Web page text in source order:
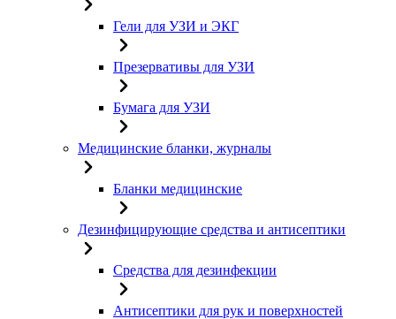
Гели для УЗИ и ЭКГ
Презервативы для УЗИ
Бумага для УЗИ
Медицинские бланки, журналы
Бланки медицинские
Дезинфицирующие средства и антисептики
Средства для дезинфекции
Антисептики для рук и поверхностей